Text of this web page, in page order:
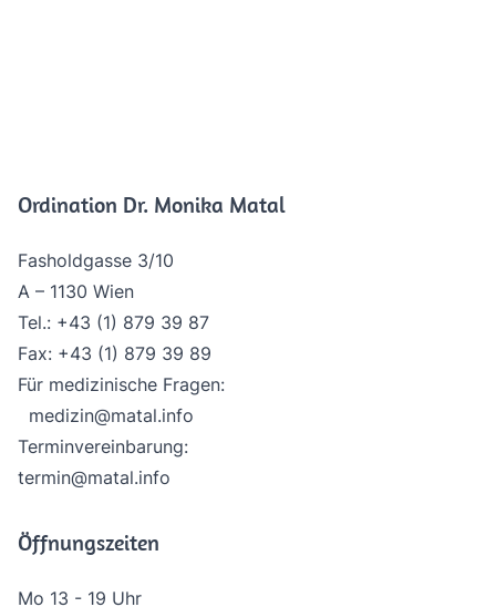
Ordination Dr. Monika Matal
Fasholdgasse 3/10
A – 1130 Wien
Tel.: +43 (1) 879 39 87
Fax: +43 (1) 879 39 89
Für medizinische Fragen:
medizin@matal.info
Terminvereinbarung:
termin@matal.info
Öffnungszeiten
Mo 13 - 19 Uhr